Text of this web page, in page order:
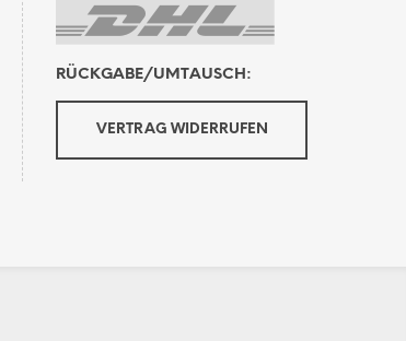
RÜCKGABE/UMTAUSCH:
VERTRAG WIDERRUFEN